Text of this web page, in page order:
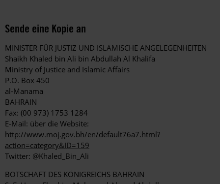
Sende eine Kopie an
MINISTER FÜR JUSTIZ UND ISLAMISCHE ANGELEGENHEITEN
Shaikh Khaled bin Ali bin Abdullah Al Khalifa
Ministry of Justice and Islamic Affairs
P.O. Box 450
al-Manama
BAHRAIN
Fax: (00 973) 1753 1284
E-Mail: über die Website:
http://www.moj.gov.bh/en/default76a7.html?
action=category&ID=159
Twitter: @Khaled_Bin_Ali
BOTSCHAFT DES KÖNIGREICHS BAHRAIN